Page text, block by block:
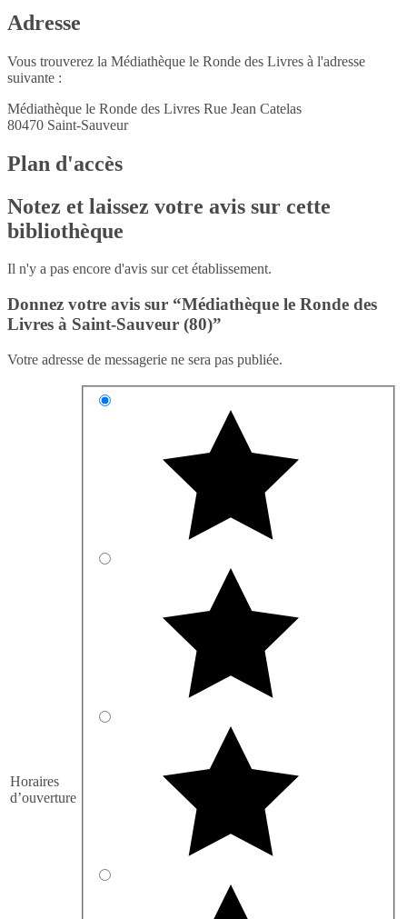
Adresse
Vous trouverez la Médiathèque le Ronde des Livres à l'adresse
suivante :
Médiathèque le Ronde des Livres Rue Jean Catelas
80470 Saint-Sauveur
Plan d'accès
Notez et laissez votre avis sur cette
bibliothèque
Il n'y a pas encore d'avis sur cet établissement.
Donnez votre avis sur “Médiathèque le Ronde des
Livres à Saint-Sauveur (80)”
Votre adresse de messagerie ne sera pas publiée.
Horaires
d’ouverture